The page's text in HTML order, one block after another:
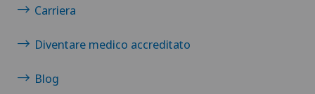
Carriera
Diventare medico accreditato
Blog